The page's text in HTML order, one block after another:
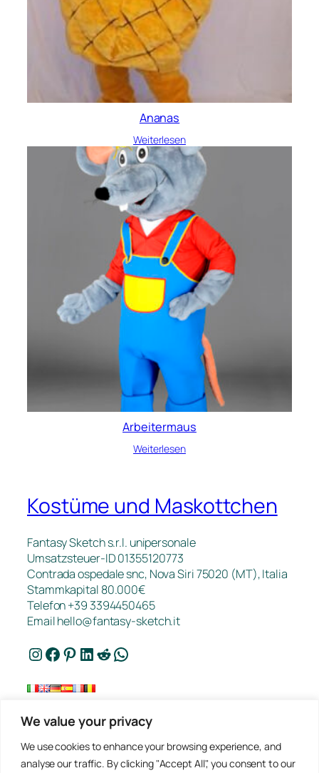
We value your privacy
We use cookies to enhance your browsing experience, and
analyse our traffic. By clicking "Accept All", you consent to our
Ananas
Weiterlesen
Arbeitermaus
Weiterlesen
Kostüme und Maskottchen
Fantasy Sketch s.r.l. unipersonale
Umsatzsteuer-ID 01355120773
Contrada ospedale snc, Nova Siri 75020 (MT), Italia
Stammkapital 80.000€
Telefon +39 3394450465
Emailhello@fantasy-sketch.it
Instagram Facebook Pinterest LinkedIn Reddit WhatsApp
FAQ
Arbeiten